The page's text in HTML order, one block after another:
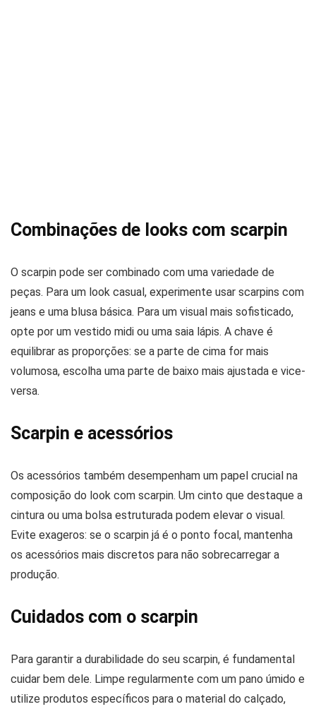
Combinações de looks com scarpin
O scarpin pode ser combinado com uma variedade de
peças. Para um look casual, experimente usar scarpins com
jeans e uma blusa básica. Para um visual mais sofisticado,
opte por um vestido midi ou uma saia lápis. A chave é
equilibrar as proporções: se a parte de cima for mais
volumosa, escolha uma parte de baixo mais ajustada e vice-
versa.
Scarpin e acessórios
Os acessórios também desempenham um papel crucial na
composição do look com scarpin. Um cinto que destaque a
cintura ou uma bolsa estruturada podem elevar o visual.
Evite exageros: se o scarpin já é o ponto focal, mantenha
os acessórios mais discretos para não sobrecarregar a
produção.
Cuidados com o scarpin
Para garantir a durabilidade do seu scarpin, é fundamental
cuidar bem dele. Limpe regularmente com um pano úmido e
utilize produtos específicos para o material do calçado,